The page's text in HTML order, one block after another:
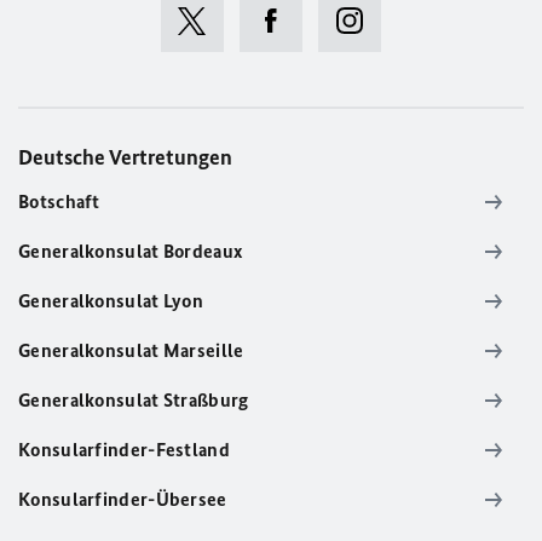
Deutsche Vertretungen
Botschaft
Generalkonsulat Bordeaux
Generalkonsulat Lyon
Generalkonsulat Marseille
Generalkonsulat Straßburg
Konsularfinder-Festland
Konsularfinder-Übersee